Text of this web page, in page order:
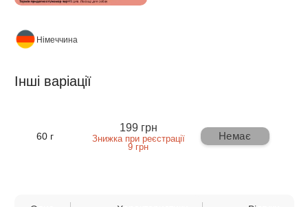
Німеччина
Інші варіації
60 г
199 грн
Знижка при реєстрації
9 грн
Немає